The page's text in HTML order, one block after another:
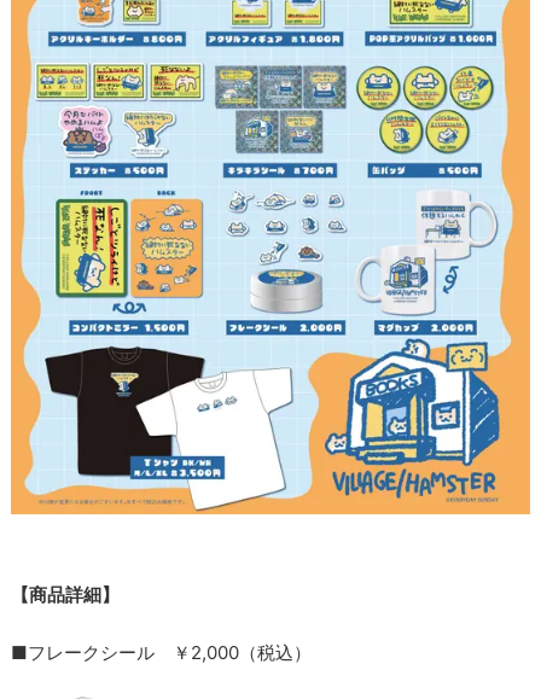
【商品詳細】
■フレークシール ￥2,000（税込）